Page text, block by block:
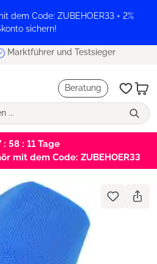
dem Code: ZUBEHOER33 + 2%
sichern!
Marktführer und Testsieger
Beratung
: 58 : 11 Tage
mit dem Code: ZUBEHOER33